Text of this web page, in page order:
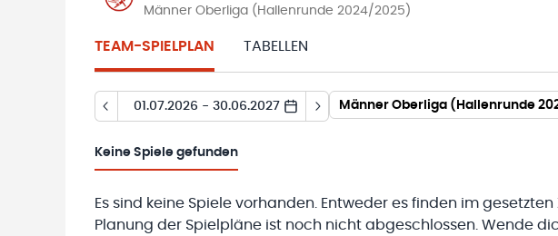
Männer Oberliga (Hallenrunde 2024/2025)
TEAM-SPIELPLAN TABELLEN
01.07.2026 - 30.06.2027 Männer Oberliga (Hallenrunde
Keine Spiele gefunden
Es sind keine Spiele vorhanden. Entweder es finden im
Planung der Spielpläne ist noch nicht abgeschlossen. Wende